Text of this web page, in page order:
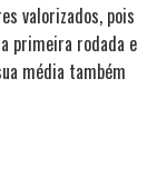
valorizados, pois
primeira rodada e
média também